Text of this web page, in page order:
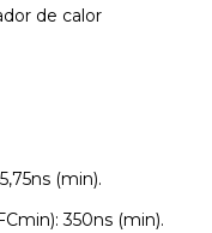
de calor
(min).
350ns (min).